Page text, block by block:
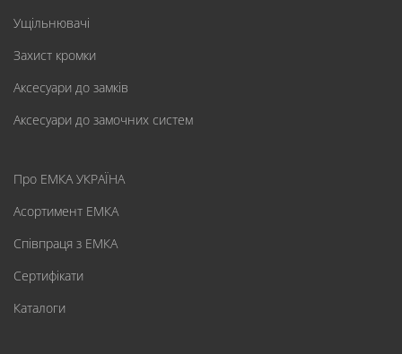
Ущільнювачі
Захист кромки
Аксесуари до замків
Аксесуари до замочних систем
Про ЕМКА УКРАЇНА
Асортимент ЕМКА
Співпраця з ЕМКА
Сертифікати
Каталоги